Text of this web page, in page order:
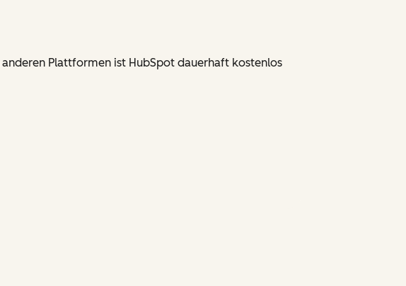
anderen Plattformen ist HubSpot dauerhaft kostenlos